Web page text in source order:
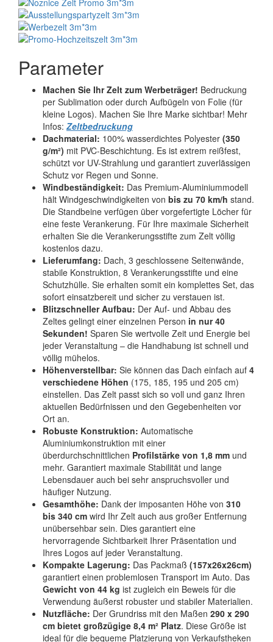
Parameter
Machen Sie Ihr Zelt zum Werbeträger! Bedruckung
per Sublimation oder durch Aufbügeln von Folie (für
kleine Logos). Machen Sie Ihre Marke sichtbar! Mehr
Infos: Zeltbedruckung
Dachmaterial: 100% wasserdichtes Polyester (350
g/m²) mit PVC-Beschichtung. Es ist extrem reißfest,
schützt vor UV-Strahlung und garantiert zuverlässigen
Schutz vor Regen und Sonne.
Windbeständigkeit: Das Premium-Aluminiummodell
hält Windgeschwindigkeiten von bis zu 70 km/h stand.
Die Standbeine verfügen über vorgefertigte Löcher für
eine feste Verankerung. Für Ihre maximale Sicherheit
erhalten Sie die Verankerungsstifte zum Zelt völlig
kostenlos dazu.
Lieferumfang: Dach, 3 geschlossene Seitenwände,
stabile Konstruktion, 8 Verankerungsstifte und eine
Schutzhülle. Sie erhalten somit ein komplettes Set, das
sofort einsatzbereit und sicher zu verstauen ist.
Blitzschneller Aufbau: Der Auf- und Abbau des
Zeltes gelingt einer einzelnen Person in nur 40
Sekunden! Sparen Sie wertvolle Zeit und Energie bei
jeder Veranstaltung – die Handhabung ist schnell und
völlig mühelos.
Höhenverstellbar: Sie können das Dach einfach auf 4
verschiedene Höhen (175, 185, 195 und 205 cm)
einstellen. Das Zelt passt sich so voll und ganz Ihren
aktuellen Bedürfnissen und den Gegebenheiten vor
Ort an.
Robuste Konstruktion: Automatische
Aluminiumkonstruktion mit einer
überdurchschnittlichen Profilstärke von 1,8 mm und
mehr. Garantiert maximale Stabilität und lange
Lebensdauer auch bei sehr anspruchsvoller und
häufiger Nutzung.
Gesamthöhe: Dank der imposanten Höhe von 310
bis 340 cm wird Ihr Zelt auch aus großer Entfernung
unübersehbar sein. Dies garantiert eine
hervorragende Sichtbarkeit Ihrer Präsentation und
Ihres Logos auf jeder Veranstaltung.
Kompakte Lagerung: Das Packmaß (157x26x26cm)
garantiert einen problemlosen Transport im Auto. Das
Gewicht von 44 kg ist zugleich ein Beweis für die
Verwendung äußerst robuster und stabiler Materialien.
Nutzfläche: Der Grundriss mit den Maßen 290 x 290
cm bietet großzügige 8,4 m² Platz. Diese Größe ist
ideal für die bequeme Platzierung von Verkaufstheken